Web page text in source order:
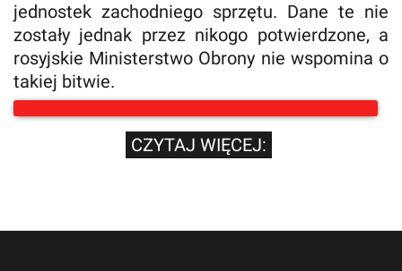
jednostek zachodniego sprzętu. Dane te nie
zostały jednak przez nikogo potwierdzone, a
rosyjskie Ministerstwo Obrony nie wspomina o
takiej bitwie.
CZYTAJ WIĘCEJ: